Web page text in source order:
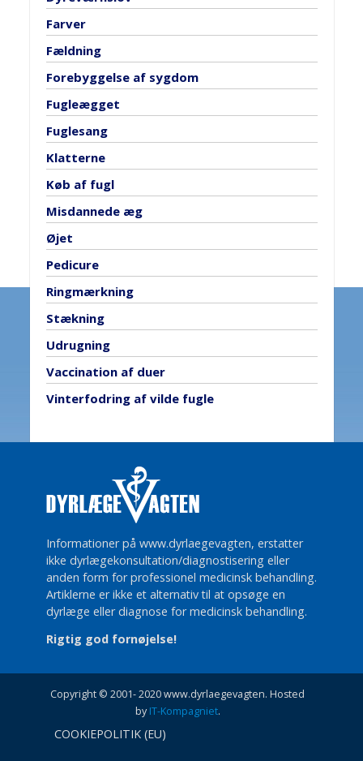
Farver
Fældning
Forebyggelse af sygdom
Fugleægget
Fuglesang
Klatterne
Køb af fugl
Misdannede æg
Øjet
Pedicure
Ringmærkning
Stækning
Udrugning
Vaccination af duer
Vinterfodring af vilde fugle
Informationer på www.dyrlaegevagten, erstatter
ikke dyrlægekonsultation/diagnostisering eller
anden form for professionel medicinsk behandling.
Artiklerne er ikke et alternativ til at opsøge en
dyrlæge eller diagnose for medicinsk behandling.
Rigtig god fornøjelse!
Copyright © 2001- 2020 www.dyrlaegevagten. Hosted
byIT-Kompagniet.
COOKIEPOLITIK (EU)